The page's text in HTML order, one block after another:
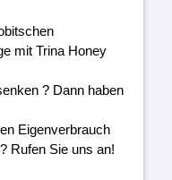
mit Trina Honey
? Dann haben
Eigenverbrauch
Rufen Sie uns an!